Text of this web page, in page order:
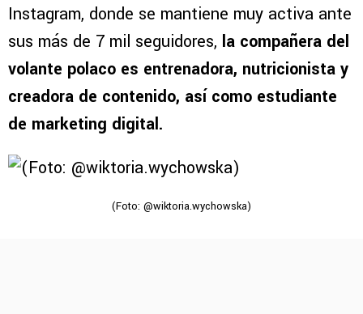
Instagram, donde se mantiene muy activa ante
sus más de 7 mil seguidores, la compañera del
volante polaco es entrenadora, nutricionista y
creadora de contenido, así como estudiante
de marketing digital.
(Foto: @wiktoria.wychowska)